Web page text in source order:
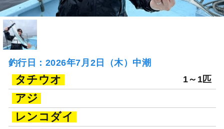
釣行日：2026年7月2日（木）中潮
タチウオ 1～1匹
アジ
レンコダイ